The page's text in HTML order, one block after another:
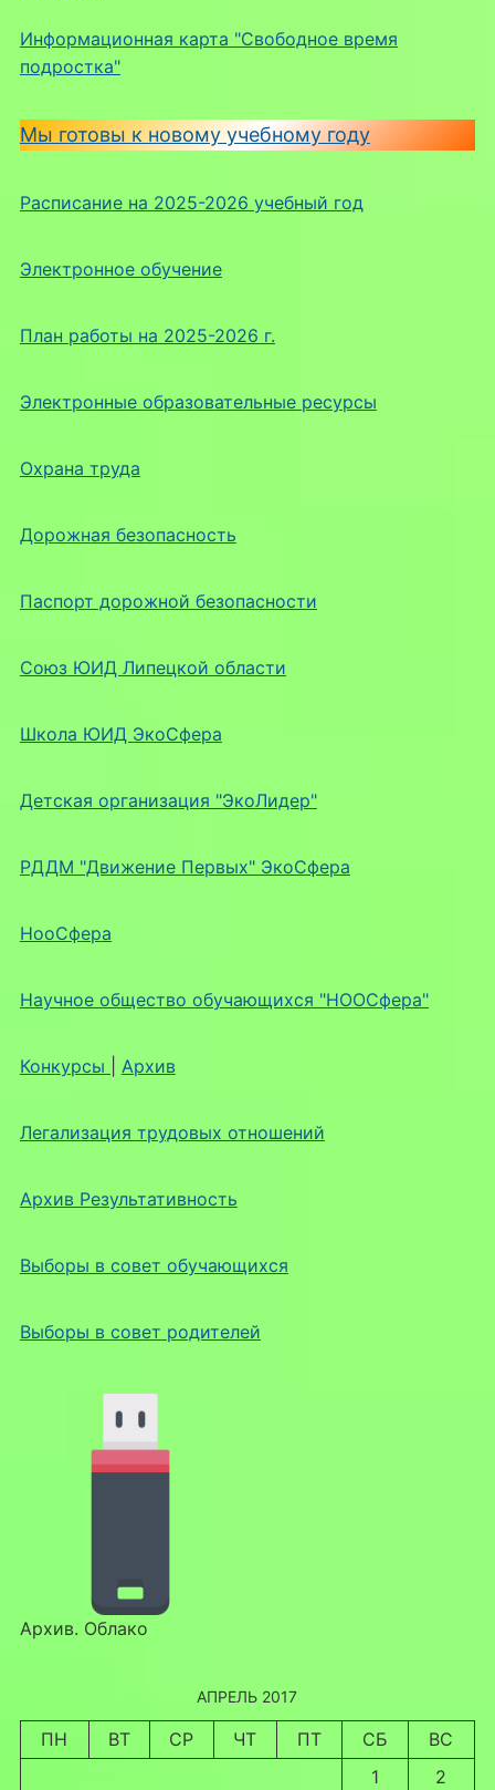
Информационная карта "Свободное время
подростка"
Мы готовы к новому учебному году
Расписание на 2025-2026 учебный год
Электронное обучение
План работы на 2025-2026 г.
Электронные образовательные ресурсы
Охрана труда
Дорожная безопасность
Паспорт дорожной безопасности
Союз ЮИД Липецкой области
Школа ЮИД ЭкоСфера
Детская организация "ЭкоЛидер"
РДДМ "Движение Первых" ЭкоСфера
НооСфера
Научное общество обучающихся "НООСфера"
Конкурсы Архив
Легализация трудовых отношений
Архив Результативность
Выборы в совет обучающихся
Выборы в совет родителей
Архив. Облако
АПРЕЛЬ 2017
ПН ВТ СР ЧТ ПТ СБ
ВС
1
2